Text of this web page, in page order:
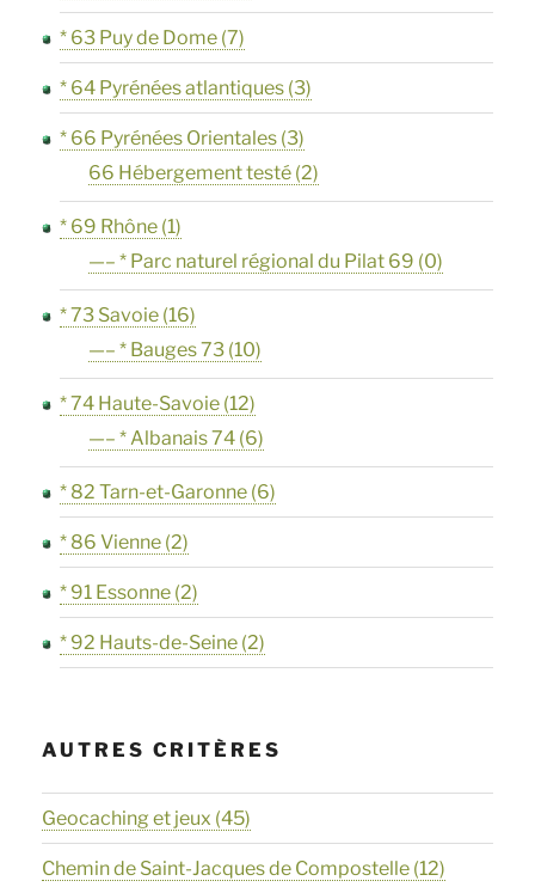
* 63 Puy de Dome (7)
* 64 Pyrénées atlantiques (3)
* 66 Pyrénées Orientales (3)
66 Hébergement testé (2)
* 69 Rhône (1)
—– * Parc naturel régional du Pilat 69 (0)
* 73 Savoie (16)
—– * Bauges 73 (10)
* 74 Haute-Savoie (12)
—– * Albanais 74 (6)
* 82 Tarn-et-Garonne (6)
* 86 Vienne (2)
* 91 Essonne (2)
* 92 Hauts-de-Seine (2)
AUTRES CRITÈRES
Geocaching et jeux (45)
Chemin de Saint-Jacques de Compostelle (12)